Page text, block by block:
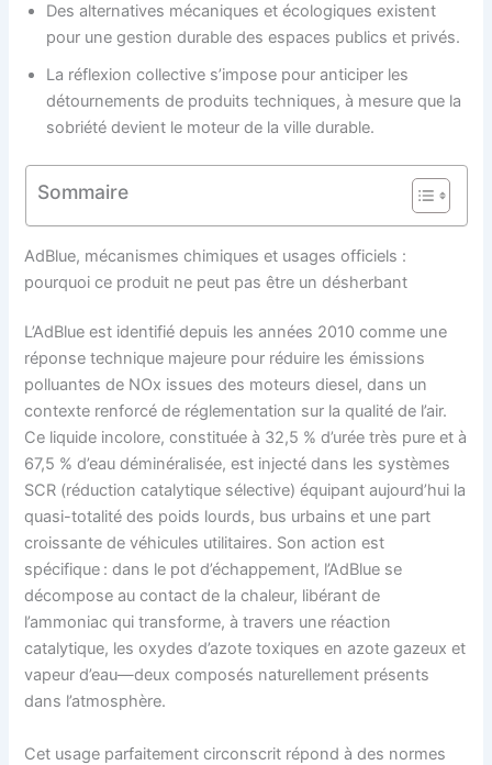
Des alternatives mécaniques et écologiques existent
pour une gestion durable des espaces publics et privés.
La réflexion collective s’impose pour anticiper les
détournements de produits techniques, à mesure que la
sobriété devient le moteur de la ville durable.
Sommaire
AdBlue, mécanismes chimiques et usages officiels :
pourquoi ce produit ne peut pas être un désherbant
L’AdBlue est identifié depuis les années 2010 comme une
réponse technique majeure pour réduire les émissions
polluantes de NOx issues des moteurs diesel, dans un
contexte renforcé de réglementation sur la qualité de l’air.
Ce liquide incolore, constituée à 32,5 % d’urée très pure et à
67,5 % d’eau déminéralisée, est injecté dans les systèmes
SCR (réduction catalytique sélective) équipant aujourd’hui la
quasi-totalité des poids lourds, bus urbains et une part
croissante de véhicules utilitaires. Son action est
spécifique : dans le pot d’échappement, l’AdBlue se
décompose au contact de la chaleur, libérant de
l’ammoniac qui transforme, à travers une réaction
catalytique, les oxydes d’azote toxiques en azote gazeux et
vapeur d’eau—deux composés naturellement présents
dans l’atmosphère.
Cet usage parfaitement circonscrit répond à des normes